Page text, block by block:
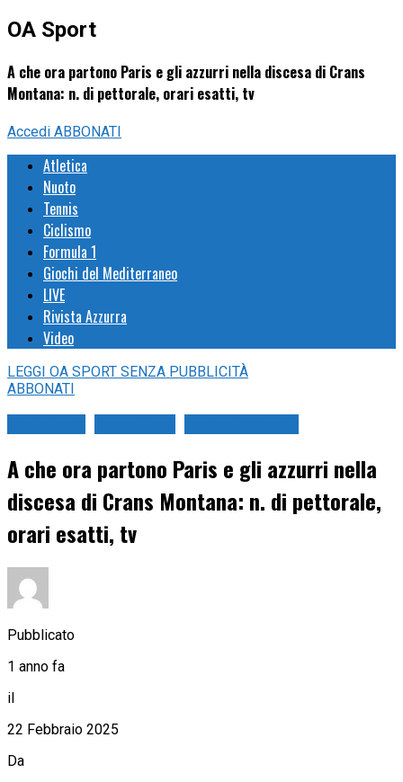
OA Sport
A che ora partono Paris e gli azzurri nella discesa di Crans
Montana: n. di pettorale, orari esatti, tv
Accedi ABBONATI
Atletica
Nuoto
Tennis
Ciclismo
Formula 1
Giochi del Mediterraneo
LIVE
Rivista Azzurra
Video
LEGGI OA SPORT SENZA PUBBLICITÀ
ABBONATI
A che ora partono Paris e gli azzurri nella
discesa di Crans Montana: n. di pettorale,
orari esatti, tv
Pubblicato
1 anno fa
il
22 Febbraio 2025
Da